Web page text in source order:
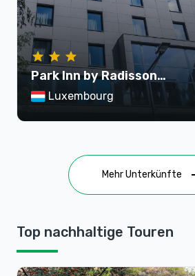
Park Inn by Radisson
Luxembourg City
Luxembourg
Mehr Unterkünfte
Top nachhaltige Touren